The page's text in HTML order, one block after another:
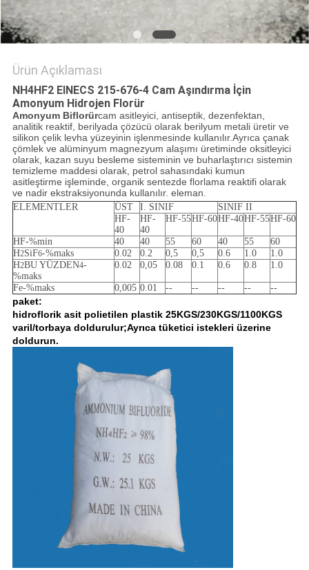
Ürün Açıklaması
NH4HF2 EINECS 215-676-4 Cam Aşındırma İçin
Amonyum Hidrojen Florür
Amonyum Biflorürcam asitleyici, antiseptik, dezenfektan,
analitik reaktif, berilyada çözücü olarak berilyum metali üretir ve
silikon çelik levha yüzeyinin işlenmesinde kullanılır.Ayrıca çanak
çömlek ve alüminyum magnezyum alaşımı üretiminde oksitleyici
olarak, kazan suyu besleme sisteminin ve buharlaştırıcı sistemin
temizleme maddesi olarak, petrol sahasındaki kumun
asitleştirme işleminde, organik sentezde florlama reaktifi olarak
ve nadir ekstraksiyonunda kullanılır. eleman.
ELEMENTLER ÜST I. SINIF
SINIF II
HF-
40
HF-
40
HF-55HF-60HF-40HF-55HF-60
HF-%min 40 40 55 60 40 55
60
H2SiF6-%maks 0.02 0.2 0,5 0,5 0.6 1.0
1.0
H2BU YÜZDEN4-
%maks
0.02 0,05 0.08 0.1 0.6 0.8 1.0
Fe-%maks 0,005 0.01 -- -- -- -- --
paket:
hidroflorik asit polietilen plastik 25KGS/230KGS/1100KGS
varil/torbaya doldurulur;Ayrıca tüketici istekleri üzerine
doldurun.